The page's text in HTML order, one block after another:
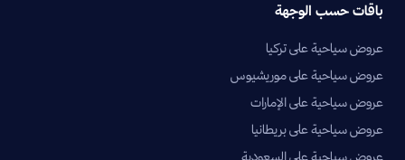
باقات حسب الوجهة
عروض سياحية على تركيا
عروض سياحية على موريشيوس
عروض سياحية على الإمارات
عروض سياحية على بريطانيا
عروض سياحية على السعودية